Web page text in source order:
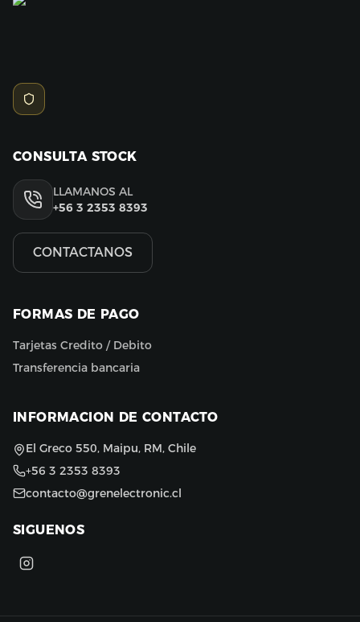
CONSULTA STOCK
LLAMANOS AL
+56 3 2353 8393
CONTACTANOS
FORMAS DE PAGO
Tarjetas Credito / Debito
Transferencia bancaria
INFORMACION DE CONTACTO
El Greco 550, Maipu, RM, Chile
+56 3 2353 8393
contacto@grenelectronic.cl
SIGUENOS